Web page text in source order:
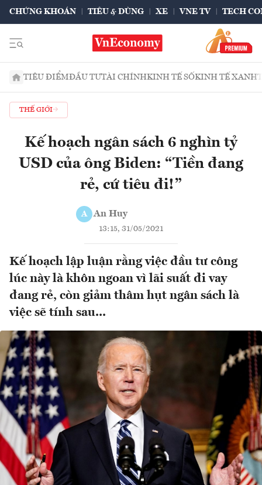
CHỨNG KHOÁN TIÊU & DÙNG XE VNE TV TECH
TIÊU ĐIỂMĐẦU TƯTÀI CHÍNHKINH TẾ SỐKINH TẾ XANH
THẾ GIỚI
Kế hoạch ngân sách 6 nghìn tỷ
USD của ông Biden: “Tiền đang
rẻ, cứ tiêu đi!”
A An Huy
13:15, 31/05/2021
Kế hoạch lập luận rằng việc đầu tư công
lúc này là khôn ngoan vì lãi suất đi vay
đang rẻ, còn giảm thâm hụt ngân sách là
việc sẽ tính sau...